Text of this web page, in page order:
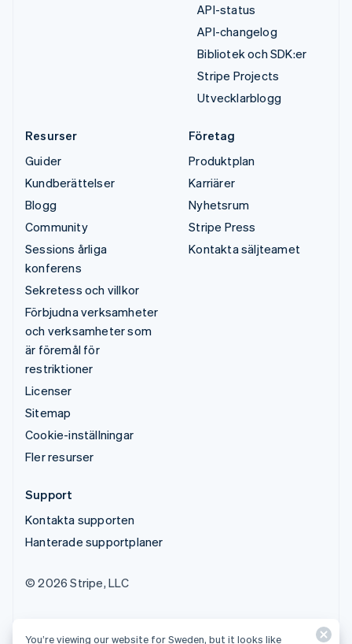
API-status
API-changelog
Bibliotek och SDK:er
Stripe Projects
Utvecklarblogg
Resurser
Guider
Kundberättelser
Blogg
Community
Sessions årliga
konferens
Sekretess och villkor
Förbjudna verksamheter
och verksamheter som
är föremål för
restriktioner
Licenser
Sitemap
Cookie-inställningar
Fler resurser
Företag
Produktplan
Karriärer
Nyhetsrum
Stripe Press
Kontakta säljteamet
Support
Kontakta supporten
Hanterade supportplaner
© 2026 Stripe, LLC
You’re viewing our website for Sweden, but it looks like